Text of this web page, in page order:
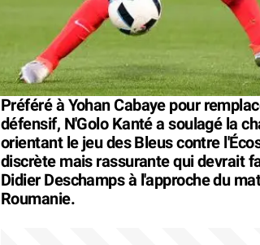
Préféré à Yohan Cabaye pour
défensif, N'Golo Kanté a soulagé la
orientant le jeu des Bleus contre
discrète mais rassurante qui devrait
Didier Deschamps à l'approche du
Roumanie.